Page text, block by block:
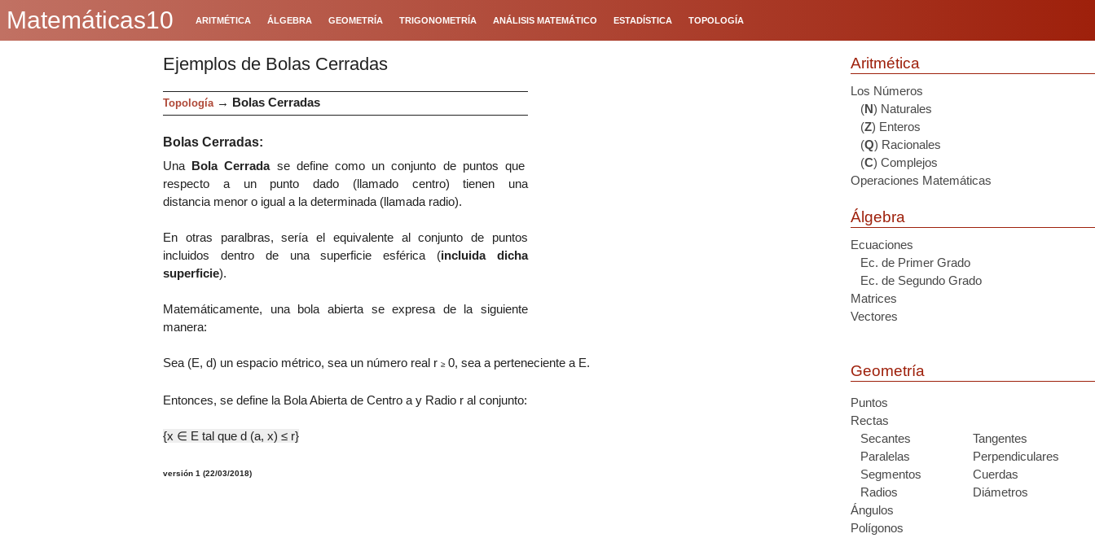
Matemáticas10 ARITMÉTICA ÁLGEBRA GEOMETRÍA TRIGONOMETRÍA ANÁLISIS MATEMÁTICO ESTADÍSTICA TOPOLOGÍA
Ejemplos de Bolas Cerradas
Topología → Bolas Cerradas
Bolas Cerradas:
Una Bola Cerrada se define como un conjunto de puntos que
respecto a un punto dado (llamado centro)tienen una
distancia menor o igual a la determinada (llamada radio).
En otras paralbras, sería el equivalente al conjunto de puntos
incluidos dentro de una superficie esférica (incluida dicha
superficie).
Matemáticamente, una bola abierta se expresa de la siguiente
manera:
Sea (E, d) un espacio métrico, sea un número real r ≥0, sea a perteneciente a E.
Entonces, se define la Bola Abierta de Centro a y Radio r al conjunto:
{x ∈ E tal que d (a, x) ≤ r}
versión 1 (22/03/2018)
Aritmética
Los Números
(N) Naturales
(Z) Enteros
(Q) Racionales
(C) Complejos
Operaciones Matemáticas
Álgebra
Ecuaciones
Ec. de Primer Grado
Ec. de Segundo Grado
Matrices
Vectores
Geometría
Puntos
Rectas
Secantes
Tangentes
Paralelas
Perpendiculares
Segmentos
Cuerdas
Radios
Diámetros
Ángulos
Polígonos